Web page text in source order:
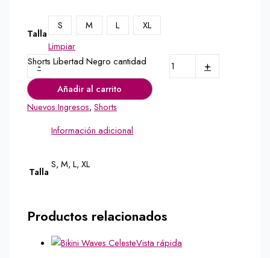
Talla
S M L
XL
Limpiar
-
Shorts Libertad Negro cantidad +
Añadir al carrito
Nuevos Ingresos,Shorts
Información adicional
Talla
S, M, L, XL
Productos relacionados
Vista rápida